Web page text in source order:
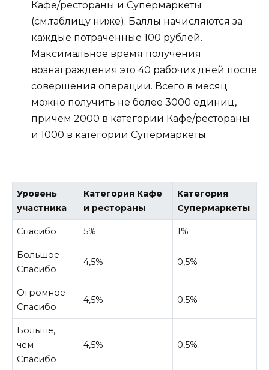
Кафе/рестораны и Супермаркеты
(см.таблицу ниже). Баллы начисляются за
каждые потраченные 100 рублей.
Максимальное время получения
вознаграждения это 40 рабочих дней после
совершения операции. Всего в месяц
можно получить не более 3000 единиц,
причём 2000 в категории Кафе/рестораны
и 1000 в категории Супермаркеты.
Уровень
участника
Категория Кафе
и рестораны
Категория
Супермаркеты
Спасибо 5% 1%
Большое
Спасибо
4,5% 0,5%
Огромное
Спасибо
4,5% 0,5%
Больше,
чем
Спасибо
4,5% 0,5%